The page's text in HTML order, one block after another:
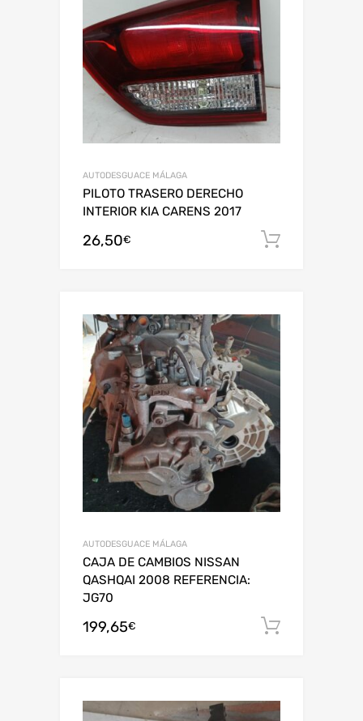
AUTODESGUACE MÁLAGA
PILOTO TRASERO DERECHO
INTERIOR KIA CARENS 2017
26,50€
AUTODESGUACE MÁLAGA
CAJA DE CAMBIOS NISSAN
QASHQAI 2008 REFERENCIA:
JG70
199,65€